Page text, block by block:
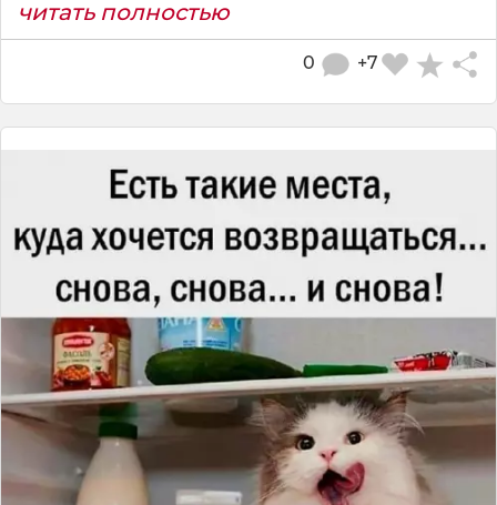
читать полностью
+7
0